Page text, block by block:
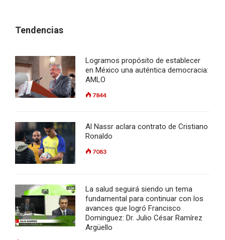
Tendencias
Logramos propósito de establecer
en México una auténtica democracia:
AMLO
7844
Al Nassr aclara contrato de Cristiano
Ronaldo
7083
La salud seguirá siendo un tema
fundamental para continuar con los
avances que logró Francisco
Dominguez: Dr. Julio César Ramírez
Argüello